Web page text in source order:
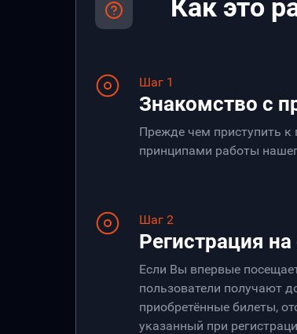
Как это
Шаг 1
Знакомство с
Прежде чем приступить к
принципами работы
Шаг 2
Регистрация на
Если Вы впервые
пользователи получают
приобретённые билеты,
указанный при